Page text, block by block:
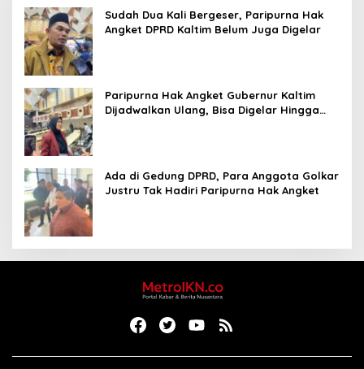
Sudah Dua Kali Bergeser, Paripurna Hak
Angket DPRD Kaltim Belum Juga Digelar
Paripurna Hak Angket Gubernur Kaltim
Dijadwalkan Ulang, Bisa Digelar Hingga
Ada di Gedung DPRD, Para Anggota Golkar
Justru Tak Hadiri Paripurna Hak Angket